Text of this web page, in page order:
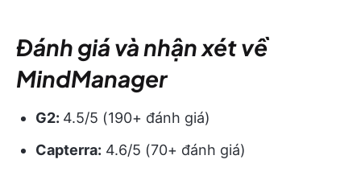
Đánh giá và nhận xét về
MindManager
G2: 4.5/5 (190+ đánh giá)
Capterra: 4.6/5 (70+ đánh giá)